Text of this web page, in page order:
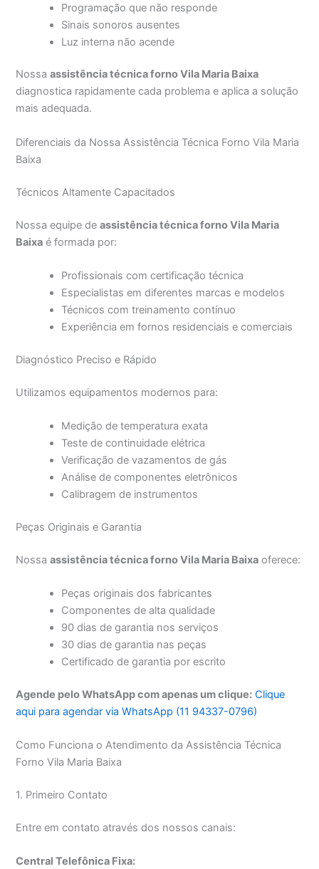
Programação que não responde
Sinais sonoros ausentes
Luz interna não acende
Nossaassistência técnica forno Vila Maria Baixa
diagnostica rapidamente cada problema e aplica a solução
mais adequada.
Diferenciais da Nossa Assistência Técnica Forno Vila Maria
Baixa
Técnicos Altamente Capacitados
Nossa equipe deassistência técnica forno Vila Maria
Baixa é formada por:
Profissionais com certificação técnica
Especialistas em diferentes marcas e modelos
Técnicos com treinamento contínuo
Experiência em fornos residenciais e comerciais
Diagnóstico Preciso e Rápido
Utilizamos equipamentos modernos para:
Medição de temperatura exata
Teste de continuidade elétrica
Verificação de vazamentos de gás
Análise de componentes eletrônicos
Calibragem de instrumentos
Peças Originais e Garantia
Nossaassistência técnica forno Vila Maria Baixa oferece:
Peças originais dos fabricantes
Componentes de alta qualidade
90 dias de garantia nos serviços
30 dias de garantia nas peças
Certificado de garantia por escrito
Agende pelo WhatsApp com apenas um clique: Clique
aqui para agendar via WhatsApp (11 94337-0796)
Como Funciona o Atendimento da Assistência Técnica
Forno Vila Maria Baixa
1. Primeiro Contato
Entre em contato através dos nossos canais:
Central Telefônica Fixa: